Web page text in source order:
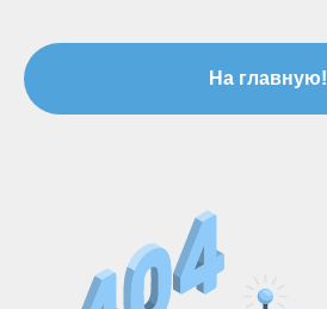
На главную!